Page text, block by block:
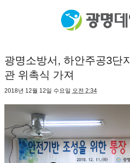
광명소방서, 하안주공3단
관 위촉식 가져
2018년 12월 12일 수요일 오전 2:34